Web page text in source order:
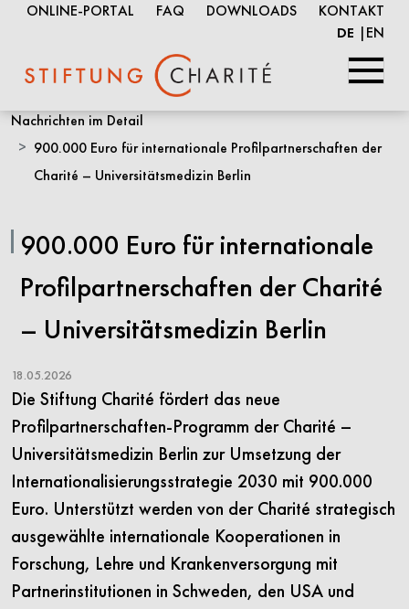
zum
Inhalt
ONLINE-PORTAL FAQ DOWNLOADS KONTAKT
DE EN
Nachrichten im Detail
900.000 Euro für internationale Profilpartnerschaften der
Charité – Universitätsmedizin Berlin
900.000 Euro für internationale
Profilpartnerschaften der Charité
– Universitätsmedizin Berlin
18.05.2026
Die Stiftung Charité fördert das neue
Profilpartnerschaften-Programm der Charité –
Universitätsmedizin Berlin zur Umsetzung der
Internationalisierungsstrategie 2030 mit 900.000
Euro. Unterstützt werden von der Charité strategisch
ausgewählte internationale Kooperationen in
Forschung, Lehre und Krankenversorgung mit
Partnerinstitutionen in Schweden, den USA und